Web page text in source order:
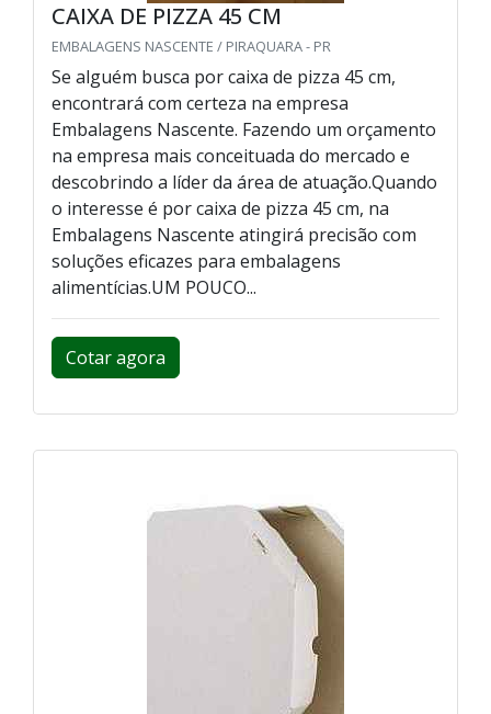
CAIXA DE PIZZA 45 CM
EMBALAGENS NASCENTE / PIRAQUARA - PR
Se alguém busca por caixa de pizza 45 cm,
encontrará com certeza na empresa
Embalagens Nascente. Fazendo um orçamento
na empresa mais conceituada do mercado e
descobrindo a líder da área de atuação.Quando
o interesse é por caixa de pizza 45 cm, na
Embalagens Nascente atingirá precisão com
soluções eficazes para embalagens
alimentícias.UM POUCO...
Cotar agora